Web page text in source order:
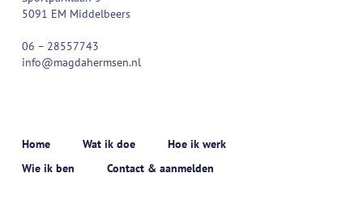
5091 EM Middelbeers
06 – 28557743
info@magdahermsen.nl
Home Wat ik doe
Hoe ik werk
Wie ik ben
Contact & aanmelden